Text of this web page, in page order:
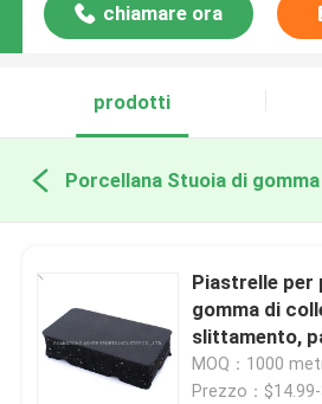
chiamare ora
prodotti
Porcellana Stuoia di
Piastrelle per
gomma di
slittamento,
gomma
della palestra
MOQ：1000
Prezzo：